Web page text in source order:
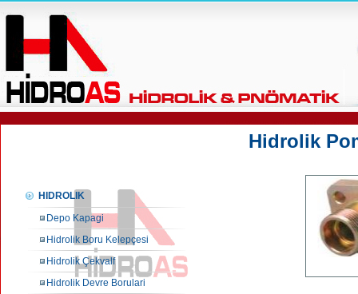
Hidrolik
HIDROLIK
Depo Kapagi
Hidrolik Boru Kelepçesi
Hidrolik Çekvalf
Hidrolik Devre Borulari